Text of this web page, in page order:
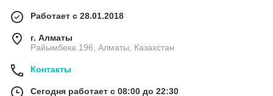
Работает с 28.01.2018
г. Алматы
Райымбека 196, Алматы, Казахстан
Контакты
Сегодня работает с 08:00 до 22:30